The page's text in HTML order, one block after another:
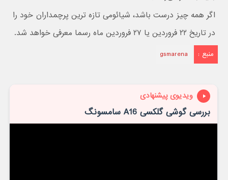
اگر همه چیز درست باشد، شیائومی تازه ترین پرچمداران خود را
در تاریخ ۲۲ فروردین یا ۲۷ فروردین ماه رسما معرفی خواهد شد.
منبع : gsmarena
ویدیوی پیشنهادی
بررسی گوشی گلکسی A16 سامسونگ